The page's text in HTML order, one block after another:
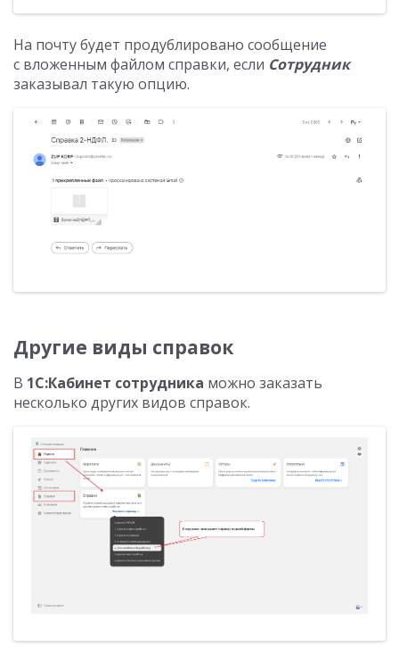
На почту будет продублировано сообщение
с вложенным файлом справки, если Сотрудник
заказывал такую опцию.
Другие виды справок
В 1С:Кабинет сотрудника можно заказать
несколько других видов справок.